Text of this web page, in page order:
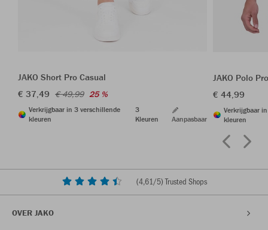
JAKO Short Pro Casual
€ 37,49 € 49,99 25 %
Verkrijgbaar in 3 verschillende
kleuren
3
Kleuren
Aanpasbaar
JAKO Polo
€ 44,99
Verkrijgbaar
kleuren
(4,61/5) Trusted Shops
OVER JAKO